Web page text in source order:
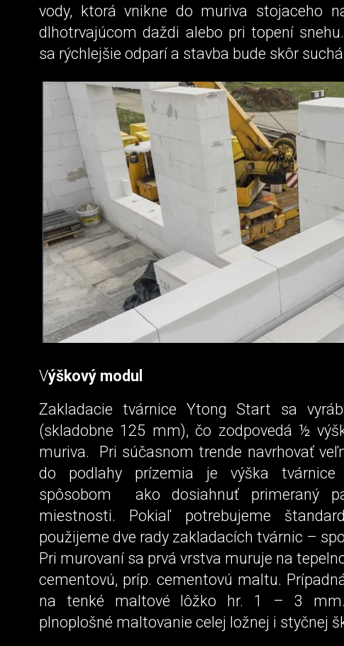
vody, ktorá vnikne do muriva stojaceho
dlhotrvajúcom daždi alebo pri topení
sa rýchlejšie odparí a stavba bude skôr
Výškový modul
Zakladacie tvárnice Ytong Start sa
(skladobne 125 mm), čo zodpovedá ½
muriva. Pri súčasnom trende navrhovať
do podlahy prízemia je výška
spôsobom ako dosiahnuť primeraný
miestnosti. Pokiaľ potrebujeme
použijeme dve rady zakladacích tvárnic –
Pri murovaní sa prvá vrstva muruje na
cementovú, príp. cementovú maltu.
na tenké maltové lôžko hr. 1 – 3 mm.
plnoplošné maltovanie celej ložnej i styčnej